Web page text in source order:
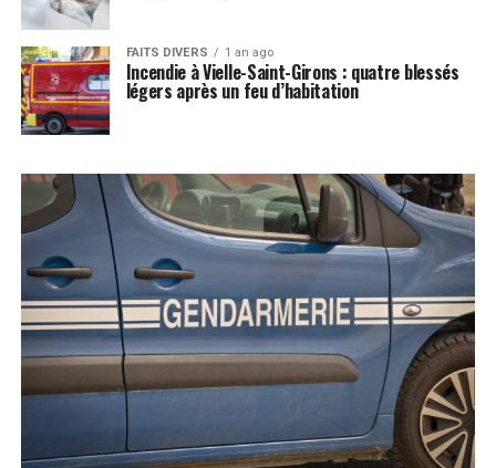
FAITS DIVERS 1 an ago
Incendie à Vielle-Saint-Girons : quatre blessés
légers après un feu d’habitation